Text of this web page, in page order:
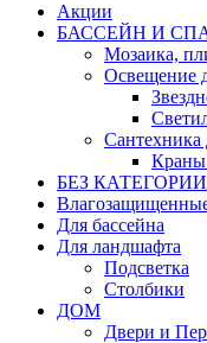
Акции
БАССЕЙН И
Мозаика,
Освещение
Сантехника
Краны
БЕЗ КАТЕГОРИИ
Для бассейна
Для ландшафта
Подсветка
Столбики
ДОМ
Двери и